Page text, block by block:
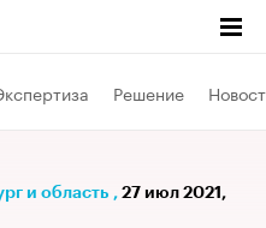
Решение
и область , 27 июл 2021,